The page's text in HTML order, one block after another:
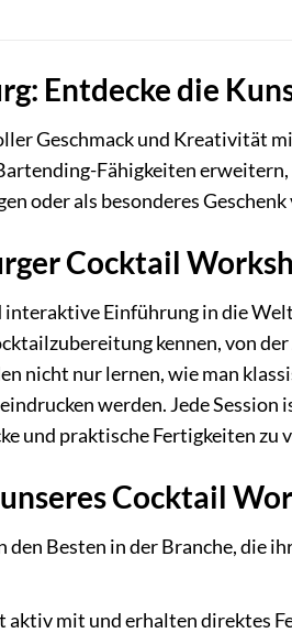
Entdecke die
Geschmack und Kreativität
Fähigkeiten
oder als besonderes
Cocktail
Einführung in die
kennen, von
nicht nur lernen, wie man
werden. Jede
und praktische Fertigkeiten zu
Cocktail
den Besten in der Branche, die
aktiv mit und erhalten direktes